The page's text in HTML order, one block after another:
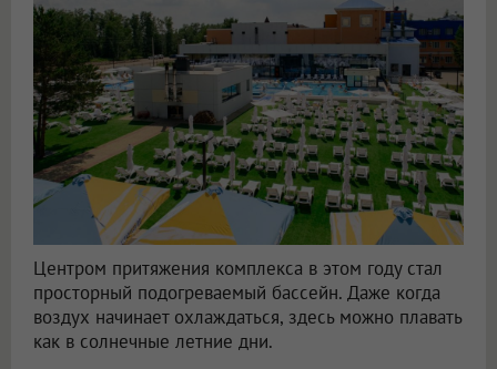
Центром притяжения комплекса в этом году стал
просторный подогреваемый бассейн. Даже когда
воздух начинает охлаждаться, здесь можно плавать
как в солнечные летние дни.